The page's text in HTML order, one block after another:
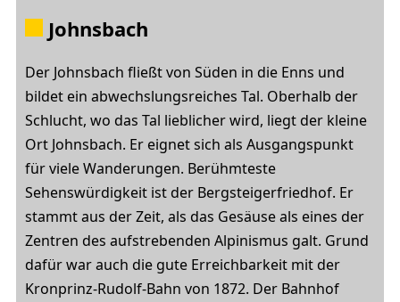
Johnsbach
Der Johnsbach fließt von Süden in die Enns und
bildet ein abwechslungsreiches Tal. Oberhalb der
Schlucht, wo das Tal lieblicher wird, liegt der kleine
Ort Johnsbach. Er eignet sich als Ausgangspunkt
für viele Wanderungen. Berühmteste
Sehenswürdigkeit ist der Bergsteigerfriedhof. Er
stammt aus der Zeit, als das Gesäuse als eines der
Zentren des aufstrebenden Alpinismus galt. Grund
dafür war auch die gute Erreichbarkeit mit der
Kronprinz-Rudolf-Bahn von 1872. Der Bahnhof